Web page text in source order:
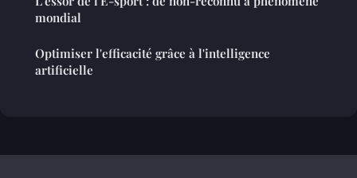
mondial
Optimiser l'efficacité grâce à l'intelligence
artificielle